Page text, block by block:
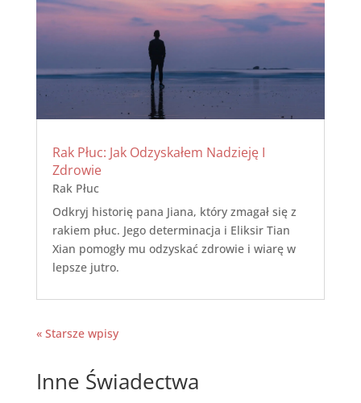
Rak Płuc: Jak Odzyskałem Nadzieję I
Zdrowie
Rak Płuc
Odkryj historię pana Jiana, który zmagał się z
rakiem płuc. Jego determinacja i Eliksir Tian
Xian pomogły mu odzyskać zdrowie i wiarę w
lepsze jutro.
« Starsze wpisy
Inne Świadectwa